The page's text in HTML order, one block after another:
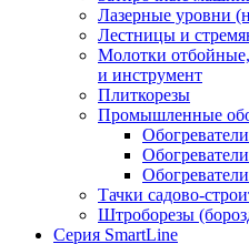
Лазерные уровни
Лестницы и
Молотки
и инструмент
Плиткорезы
Промышленные
Тачки садово-
Штроборезы
Серия SmartLine